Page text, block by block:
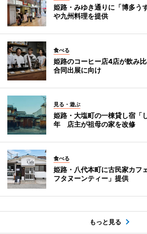
姫路・みゆき通りに「博多
や九州料理を提供
食べる
姫路のコーヒー店4店が飲み
合同出展に向け
見る・遊ぶ
姫路・大塩町の一棟貸し宿「
年 店主が祖母の家を改修
食べる
姫路・八代本町に古民家カ
フタヌーンティー」提供
もっと見る